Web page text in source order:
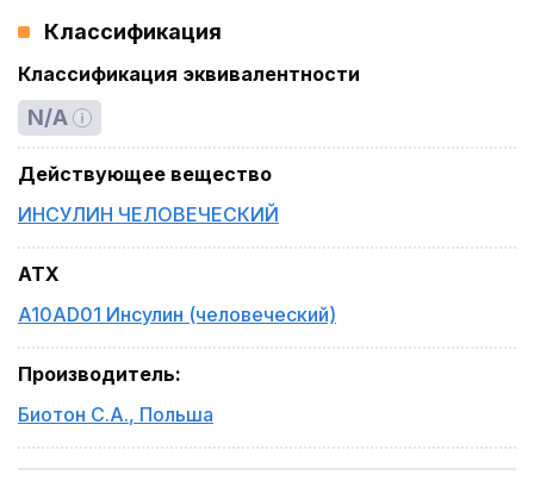
Классификация
Классификация эквивалентности
N/A
Действующее вещество
ИНСУЛИН ЧЕЛОВЕЧЕСКИЙ
ATX
A10AD01 Инсулин (человеческий)
Производитель:
Биотон С.А., Польша